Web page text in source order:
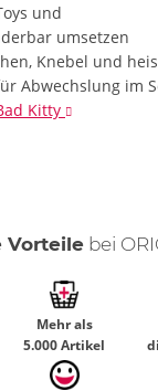
und
umsetzen
Knebel und
Abwechslung im
Kitty
Vorteilebei
Mehr als
5.000 Artikel